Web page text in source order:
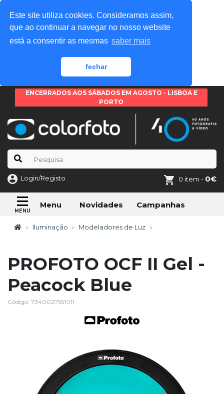
Este site utiliza cookies. Consideramos assim,
que ao continuar a navegar no nosso website
está a consentir as mesmas saber mais
fechar
ENCERRADOS AOS SÁBADOS EM AGOSTO - LISBOA E
PORTO
Login/Registo 0 item - 0€
Menu Novidades Campanhas
Iluminação Modeladores de Luz
PROFOTO OCF II Gel -
Peacock Blue
Código: 7340027551011